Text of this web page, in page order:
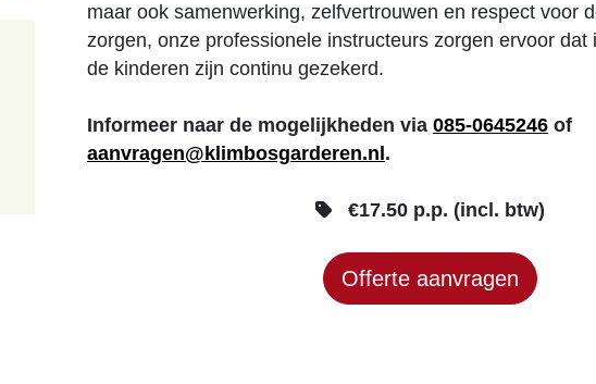
maar ook samenwerking, zelfvertrouwen en respect voor
zorgen, onze professionele instructeurs zorgen ervoor dat
de kinderen zijn continu gezekerd.
Informeer naar de mogelijkheden via 085-0645246 of
aanvragen@klimbosgarderen.nl .
€17.50 p.p. (incl. btw)
Offerte aanvragen